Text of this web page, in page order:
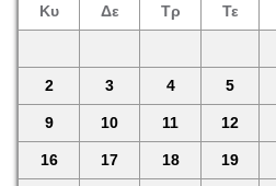
Κυ Δε Τρ Τε
2 3 4 5
9 10 11 12
16 17 18 19